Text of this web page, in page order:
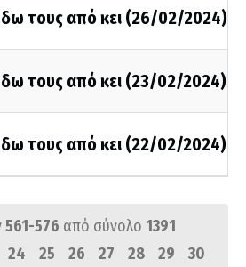
τους από κει (26/02/2024)
τους από κει (23/02/2024)
τους από κει (22/02/2024)
561-576 από σύνολο 1391
24 25 26 27 28 29
30